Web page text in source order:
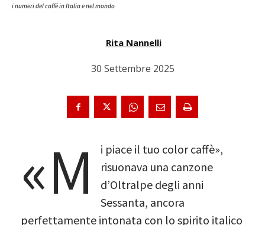
i numeri del caffè in Italia e nel mondo
Rita Nannelli
30 Settembre 2025
«M
i piace il tuo color caffè»,
risuonava una canzone
d’Oltralpe degli anni
Sessanta, ancora
perfettamente intonata con lo spirito italico